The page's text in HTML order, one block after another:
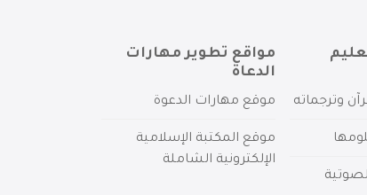
وترجماته
مواقع تطوير مهارات
الدعاة
موقع مهارات الدعوة
موقع المكتبة الإسلامية
الإلكترونية الشاملة